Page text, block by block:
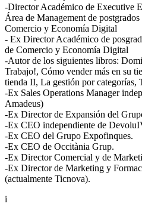
-Director Académico de Executive
Área de Management de
Comercio y Economía Digital
- Ex Director Académico de
de Comercio y Economía Digital
-Autor de los siguientes libros:
Trabajo!, Cómo vender más en su
tienda II, La gestión por categorías,
-Ex Sales Operations Manager
Amadeus)
-Ex Director de Expansión del
-Ex CEO independiente de
-Ex CEO del Grupo Expofinques.
-Ex CEO de Occitània Grup.
-Ex Director Comercial y de
-Ex Director de Marketing y
(actualmente Ticnova).
i